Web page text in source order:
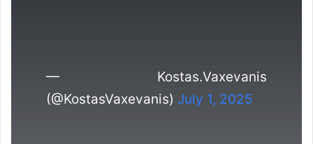
— Kostas.Vaxevanis
(@KostasVaxevanis) July 1, 2025